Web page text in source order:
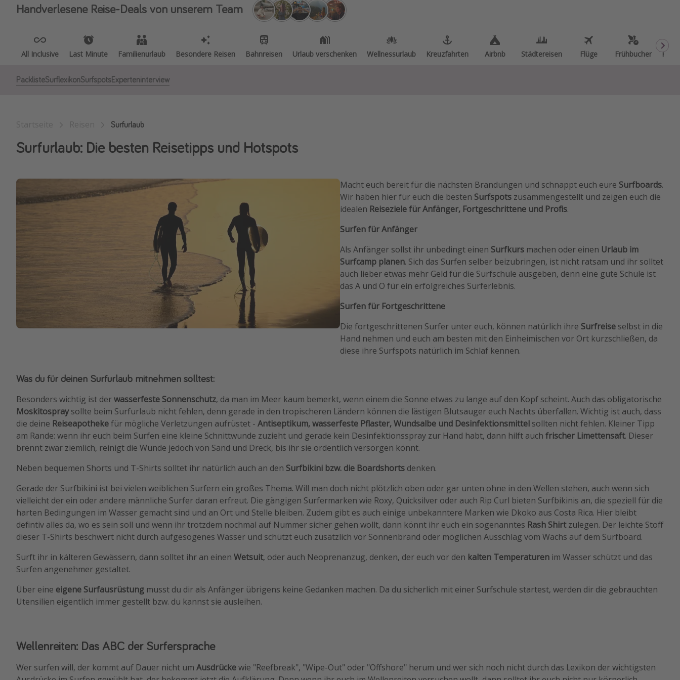
Handverlesene Reise-Deals von unserem Team
All Inclusive Last Minute Familienurlaub Besondere Reisen Bahnreisen Urlaub verschenken Wellnessurlaub Kreuzfahrten Airbnb Städtereisen Flüge Frühbucher
PacklisteSurflexikonSurfspots Experteninterview
Surfurlaub
Surfurlaub: Die besten Reisetipps und Hotspots
Macht euch bereit für die nächsten Brandungen und schnappt euch eure Surfboards.
Wir haben hier für euch die besten Surfspots zusammengestellt und zeigen euch die
idealen Reiseziele für Anfänger, Fortgeschrittene und Profis.
Surfen für Anfänger
Als Anfänger sollst ihr unbedingt einen Surfkurs machen oder einen Urlaub im
Surfcamp planen. Sich das Surfen selber beizubringen, ist nicht ratsam und ihr solltet
auch lieber etwas mehr Geld für die Surfschule ausgeben, denn eine gute Schule ist
das A und O für ein erfolgreiches Surferlebnis.
Surfen für Fortgeschrittene
Die fortgeschrittenen Surfer unter euch, können natürlich ihre Surfreise selbst in die
Hand nehmen und euch am besten mit den Einheimischen vor Ort kurzschließen, da
diese ihre Surfspots natürlich im Schlaf kennen.
Was du für deinen Surfurlaub mitnehmen solltest:
Besonders wichtig ist derwasserfeste Sonnenschutz, da man im Meer kaum bemerkt, wenn einem die Sonne etwas zu lange auf den Kopf scheint. Auch das obligatorische
Moskitospraysollte beim Surfurlaub nicht fehlen, denn gerade in den tropischeren Ländern können die lästigen Blutsauger euch Nachts überfallen. Wichtig ist auch, dass
die deine Reiseapothekefür mögliche Verletzungen aufrüstet - Antiseptikum, wasserfeste Pflaster, Wundsalbe und Desinfektionsmittel sollten nicht fehlen. Kleiner Tipp
am Rande: wenn ihr euch beim Surfen eine kleine Schnittwunde zuzieht und gerade kein Desinfektionsspray zur Hand habt, dann hilft auch frischer Limettensaft. Dieser
brennt zwar ziemlich, reinigt die Wunde jedoch von Sand und Dreck, bis ihr sie ordentlich versorgen könnt.
Neben bequemen Shorts und T-Shirts solltet ihr natürlich auch an den Surfbikini bzw. die Boardshorts denken.
Gerade der Surfbikini ist bei vielen weiblichen Surfern ein großes Thema. Will man doch nicht plötzlich oben oder gar unten ohne in den Wellen stehen, auch wenn sich
vielleicht der ein oder andere männliche Surfer daran erfreut. Die gängigen Surfermarken wie Roxy, Quicksilver oder auch Rip Curl bieten Surfbikinis an, die speziell für die
harten Bedingungen im Wasser gemacht sind und an Ort und Stelle bleiben. Zudem gibt es auch einige unbekanntere Marken wie Dkoko aus Costa Rica. Hier bleibt
defintiv alles da, wo es sein soll und wenn ihr trotzdem nochmal auf Nummer sicher gehen wollt, dann könnt ihr euch ein sogenanntes Rash Shirtzulegen. Der leichte Stoff
dieser T-Shirts beschwert nicht durch aufgesogenes Wasser und schützt euch zusätzlich vor Sonnenbrand oder möglichen Ausschlag vom Wachs auf dem Surfboard.
Surft ihr in kälteren Gewässern, dann solltet ihr an einen Wetsuit, oder auch Neoprenanzug, denken, der euch vor den kalten Temperaturen im Wasser schützt und das
Surfen angenehmer gestaltet.
Über eine eigene Surfausrüstung musst du dir als Anfänger übrigens keine Gedanken machen. Da du sicherlich mit einer Surfschule startest, werden dir die gebrauchten
Utensilien eigentlich immer gestellt bzw. du kannst sie ausleihen.
Wellenreiten: Das ABC der Surfersprache
Wer surfen will, der kommt auf Dauer nicht um Ausdrückewie "Reefbreak", "Wipe-Out" oder "Offshore" herum und wer sich noch nicht durch das Lexikon der wichtigsten